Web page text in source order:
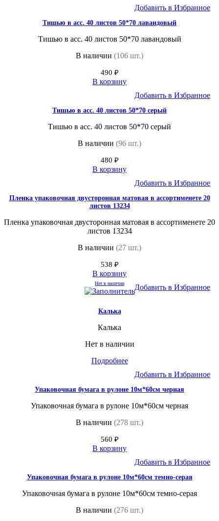
Добавить в Избранное
Тишью в асс. 40 листов 50*70 лавандовый
Тишью в асс. 40 листов 50*70 лавандовый
В наличии (106 шт.)
490 ₽
В корзину
Добавить в Избранное
Тишью в асс. 40 листов 50*70 серый
Тишью в асс. 40 листов 50*70 серый
В наличии (96 шт.)
480 ₽
В корзину
Добавить в Избранное
Пленка упаковочная двусторонная матовая в ассортименете 20
листов 13234
Пленка упаковочная двусторонная матовая в ассортименете 20
листов 13234
В наличии (27 шт.)
538 ₽
В корзину
Нет в наличии Добавить в Избранное
Калька
Калька
Нет в наличии
Подробнее
Добавить в Избранное
Упаковочная бумага в рулоне 10м*60см черная
Упаковочная бумага в рулоне 10м*60см черная
В наличии (278 шт.)
560 ₽
В корзину
Добавить в Избранное
Упаковочная бумага в рулоне 10м*60см темно-серая
Упаковочная бумага в рулоне 10м*60см темно-серая
В наличии (276 шт.)